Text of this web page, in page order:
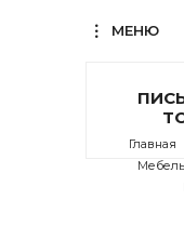
МЕНЮ
Главная